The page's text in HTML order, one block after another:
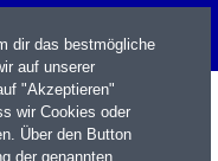
dir das bestmögliche
auf unserer
"Akzeptieren"
wir Cookies oder
Über den Button
der genannten